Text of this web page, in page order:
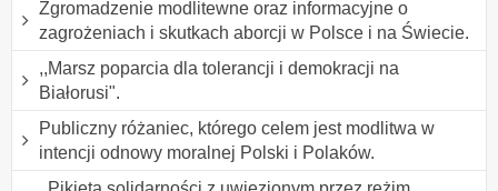
Zgromadzenie modlitewne oraz informacyjne o
zagrożeniach i skutkach aborcji w Polsce i na Świecie.
,,Marsz poparcia dla tolerancji i demokracji na
Białorusi".
Publiczny różaniec, którego celem jest modlitwa w
intencji odnowy moralnej Polski i Polaków.